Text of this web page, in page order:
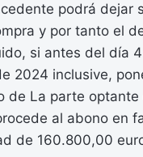
podrá dejar
y por tanto el
si antes del día
2024 inclusive,
de La parte optante
al abono en
de 160.800,00